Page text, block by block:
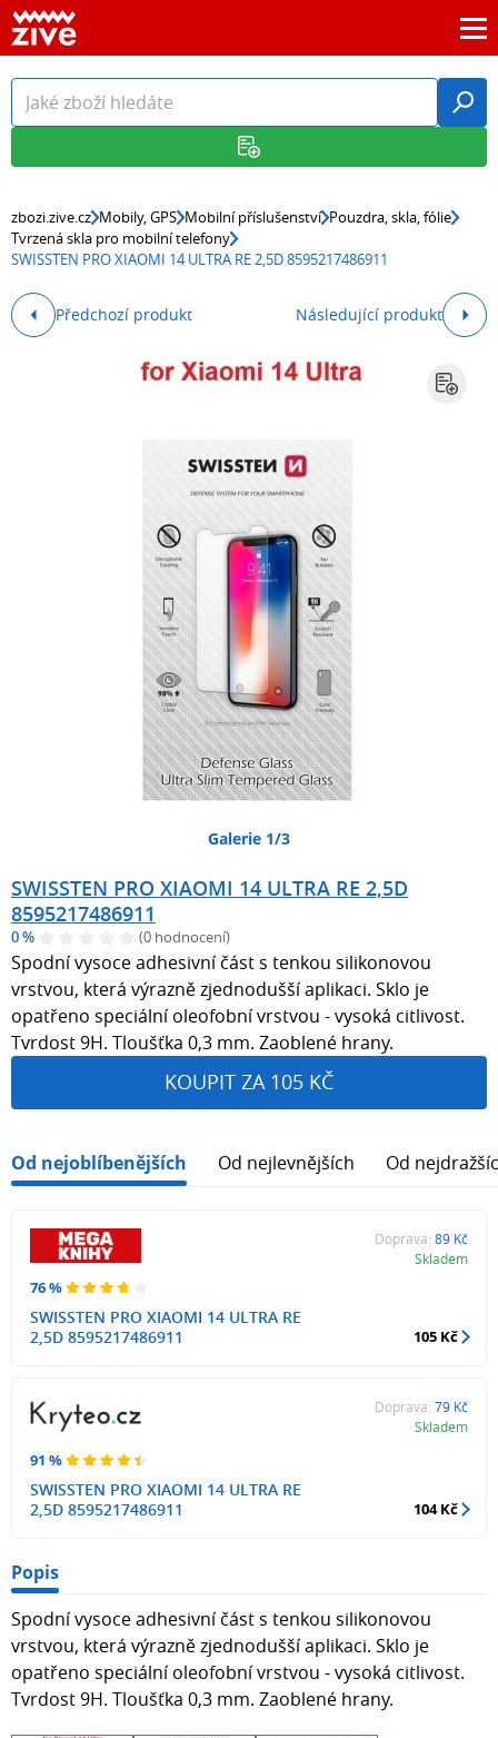
zbozi.zive.cz Mobily, GPS Mobilní příslušenství Pouzdra, skla, fólie
Tvrzená skla pro mobilní telefony
SWISSTEN PRO XIAOMI 14 ULTRA RE 2,5D 8595217486911
Předchozí produkt Následující produkt
Galerie 1/3
SWISSTEN PRO XIAOMI 14 ULTRA RE 2,5D
8595217486911
0 % (0 hodnocení)
Spodní vysoce adhesivní část s tenkou silikonovou
vrstvou, která výrazně zjednodušší aplikaci. Sklo je
opatřeno speciální oleofobní vrstvou - vysoká citlivost.
Tvrdost 9H. Tloušťka 0,3 mm. Zaoblené hrany.
KOUPIT ZA 105 KČ
Od nejoblíbenějších Od nejlevnějších Od
76 %
SWISSTEN PRO XIAOMI 14 ULTRA RE
2,5D 8595217486911
Doprava: 89 Kč
Skladem
105 Kč
91 %
SWISSTEN PRO XIAOMI 14 ULTRA RE
2,5D 8595217486911
Doprava: 79 Kč
Skladem
104 Kč
Popis
Spodní vysoce adhesivní část s tenkou silikonovou
vrstvou, která výrazně zjednodušší aplikaci. Sklo je
opatřeno speciální oleofobní vrstvou - vysoká citlivost.
Tvrdost 9H. Tloušťka 0,3 mm. Zaoblené hrany.